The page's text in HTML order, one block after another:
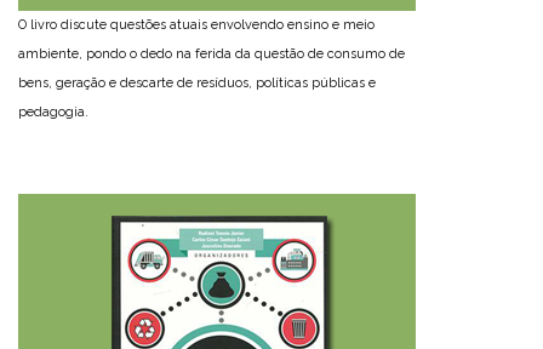
O livro discute questões atuais envolvendo ensino e meio
ambiente, pondo o dedo na ferida da questão de consumo de
bens, geração e descarte de resíduos, políticas públicas e
pedagogia.